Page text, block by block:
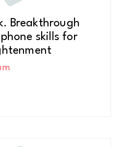
Breakthrough
skills for